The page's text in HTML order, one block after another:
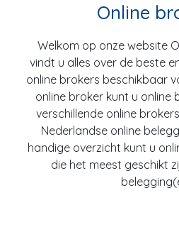
Online
Welkom op onze website
vindt u alles over de beste
online brokers beschikbaar
online broker kunt u online
verschillende online
Nederlandse online
handige overzicht kunt u
die het meest geschikt